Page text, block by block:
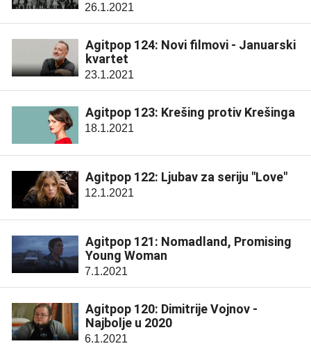
26.1.2021
Agitpop 124: Novi filmovi - Januarski
kvartet
23.1.2021
Agitpop 123: Krešing protiv Krešinga
18.1.2021
Agitpop 122: Ljubav za seriju "Love"
12.1.2021
Agitpop 121: Nomadland, Promising
Young Woman
7.1.2021
Agitpop 120: Dimitrije Vojnov -
Najbolje u 2020
6.1.2021